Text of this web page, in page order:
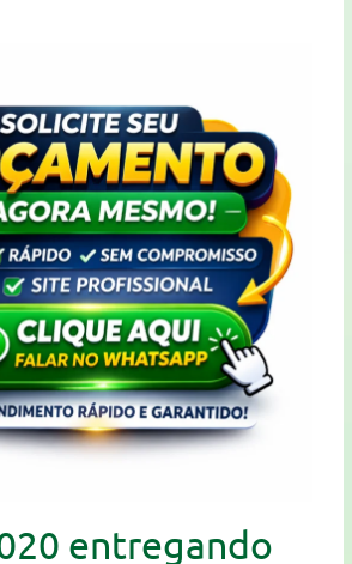
entregando